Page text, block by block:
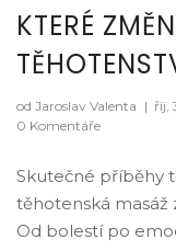
KTERÉ
od Jaroslav Valenta | říj,
0 Komentáře
Skutečné příběhy
těhotenská masáž
Od bolestí po